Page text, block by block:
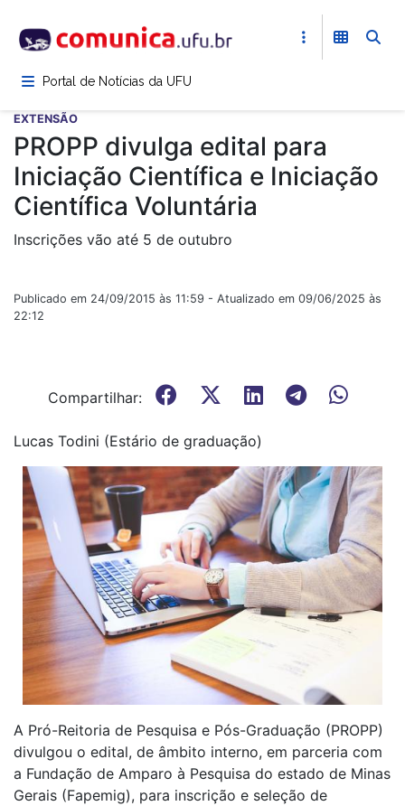
para
conteúdoPortal de Notícias da UFU
EXTENSÃO
PROPP divulga edital para
Iniciação Científica e Iniciação
Científica Voluntária
Inscrições vão até 5 de outubro
Publicado em 24/09/2015 às 11:59 - Atualizado em 09/06/2025 às
22:12
Compartilhar:
Lucas Todini (Estário de graduação)
A Pró-Reitoria de Pesquisa e Pós-Graduação (PROPP)
divulgou o edital, de âmbito interno, em parceria com
a Fundação de Amparo à Pesquisa do estado de Minas
Gerais (Fapemig), para inscrição e seleção de